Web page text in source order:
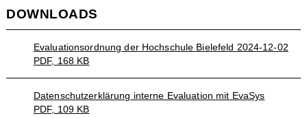
DOWNLOADS
Evaluationsordnung der Hochschule Bielefeld 2024-12-02
PDF, 168 KB
Datenschutzerklärung interne Evaluation mit EvaSys
PDF, 109 KB